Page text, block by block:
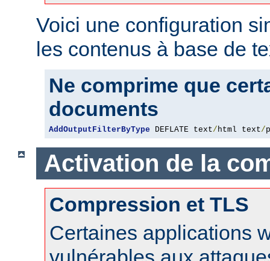
Voici une configuration
les contenus à base de
Ne comprime que
documents
AddOutputFilterByType DEFLATE text/html text/
Activation de la
Compression et TLS
Certaines applications